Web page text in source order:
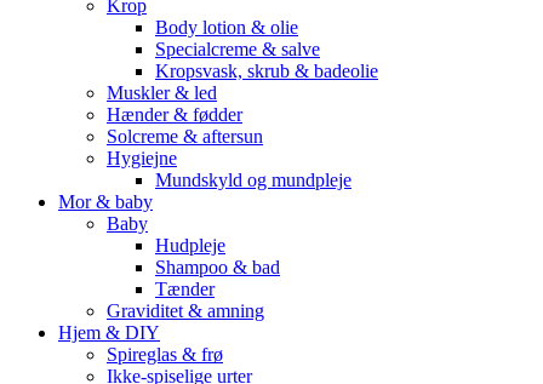
Krop
Body lotion & olie
Specialcreme & salve
Kropsvask, skrub & badeolie
Muskler & led
Hænder & fødder
Solcreme & aftersun
Hygiejne
Mundskyld og mundpleje
Mor & baby
Baby
Hudpleje
Shampoo & bad
Tænder
Graviditet & amning
Hjem & DIY
Spireglas & frø
Ikke-spiselige urter